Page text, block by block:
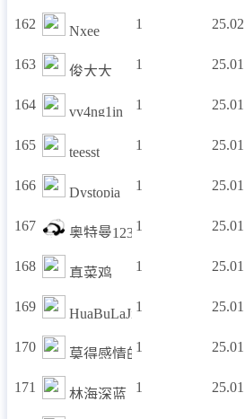
162 Nxee 1 25.02
163 俊大大 1 25.01
164 vv4ng1in 1 25.01
165 teesst 1 25.01
166 Dystopia 1 25.01
167 奥特曼12345
1 25.01
168 真菜鸡 1 25.01
169 HuaBuLaJi 1 25.01
170 莫得感情的复读机
1 25.01
171 林海深蓝 1 25.01